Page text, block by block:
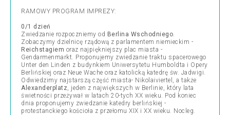
RAMOWY PROGRAM IMPREZY:
0/1 dzień
Zwiedzanie rozpoczniemy od Berlina Wschodniego.
Zobaczymy dzielnicę rządową z parlamentem niemieckim -
Reichstagiem oraz najpiękniejszy plac miasta -
Gendarmenmarkt. Proponujemy zwiedzanie traktu spacerowego
Unter den Linden z budynkiem Uniwersytetu Humboldta i Opery
Berlińskiej oraz Neue Wache oraz katolicką katedrę św. Jadwigi.
Odwiedzimy najstarszą część miasta- Nikolaiviertel, a także
Alexanderplatz, jeden z największych w Berlinie, który lata
świetności przeżywał w latach 20-tych XX wieku. Pod koniec
dnia proponujemy zwiedzanie katedry berlińskiej -
protestanckiego kościoła z przełomu XIX i XX wieku. Nocleg.